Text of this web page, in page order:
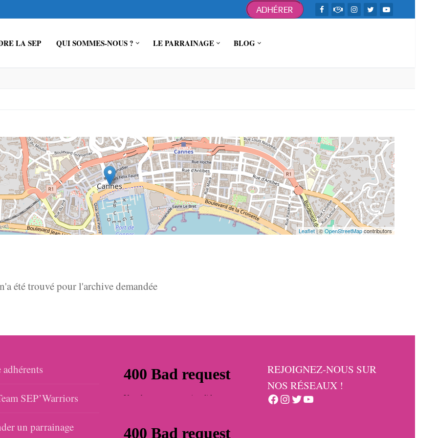
ADHÉRER
LA SEP QUI SOMMES-NOUS ? LE PARRAINAGE BLOG
Leaflet| ©OpenStreetMapcontributors
été trouvé pour l'archive demandée
adhérents
SEP’Warriors
un parrainage
REJOIGNEZ-NOUS SUR
NOS RÉSEAUX !
Facebook
Instagram
TwitterYouTube